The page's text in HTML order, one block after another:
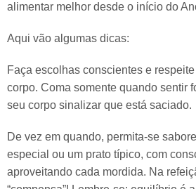
alimentar melhor desde o início do
Aqui vão algumas dicas:
Faça escolhas conscientes e
corpo. Coma somente quando sentir
seu corpo sinalizar que está saciado.
De vez em quando, permita-se
especial ou um prato típico, com
aproveitando cada mordida. Na